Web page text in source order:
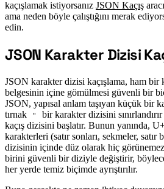
kaçışlamak istiyorsanız JSON Kaçış
ama neden böyle çalıştığını merak
edin.
#
JSON Karakter Dizisi
JSON karakter dizisi kaçışlama, ham
belgesinin içine gömülmesi güvenli bir
JSON, yapısal anlam taşıyan küçük bir
tırnak
" bir karakter dizisini
kaçış dizisini başlatır. Bunun yanında,
karakterleri (satır sonları, sekmeler, satır
dizisinin içinde düz olarak hiç
birini güvenli bir diziyle değiştirir,
her yerde temiz biçimde ayrıştırılır.